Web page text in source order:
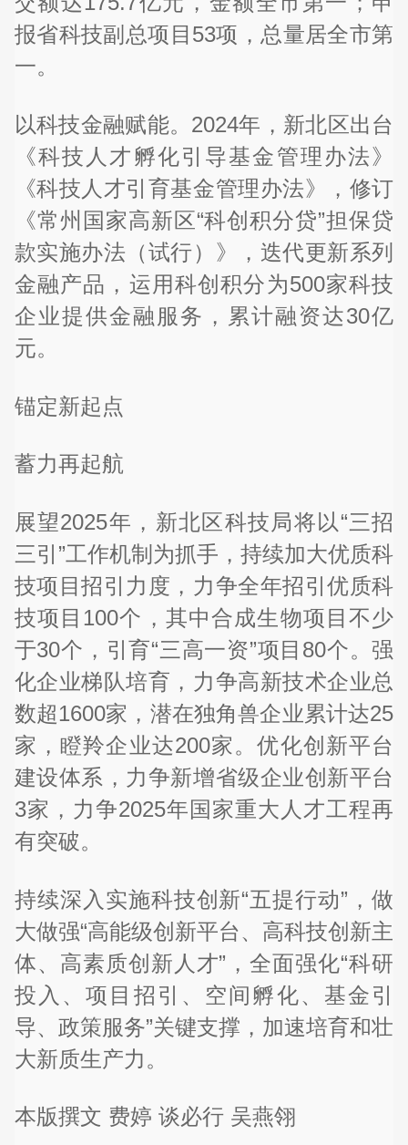
报省科技副总项目53项，总量居全市第
一。
以科技金融赋能。2024年，新北区出台
《科技人才孵化引导基金管理办法》
《科技人才引育基金管理办法》，修订
《常州国家高新区“科创积分贷”担保贷
款实施办法（试行）》，迭代更新系列
金融产品，运用科创积分为500家科技
企业提供金融服务，累计融资达30亿
元。
锚定新起点
蓄力再起航
展望2025年，新北区科技局将以“三招
三引”工作机制为抓手，持续加大优质科
技项目招引力度，力争全年招引优质科
技项目100个，其中合成生物项目不少
于30个，引育“三高一资”项目80个。强
化企业梯队培育，力争高新技术企业总
数超1600家，潜在独角兽企业累计达25
家，瞪羚企业达200家。优化创新平台
建设体系，力争新增省级企业创新平台
3家，力争2025年国家重大人才工程再
有突破。
持续深入实施科技创新“五提行动”，做
大做强“高能级创新平台、高科技创新主
体、高素质创新人才”，全面强化“科研
投入、项目招引、空间孵化、基金引
导、政策服务”关键支撑，加速培育和壮
大新质生产力。
本版撰文 费婷 谈必行 吴燕翎